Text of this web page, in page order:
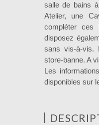
salle de bains
Atelier, une
compléter ces
disposez
sans vis-à-vis.
store-banne. A
Les
disponibles sur